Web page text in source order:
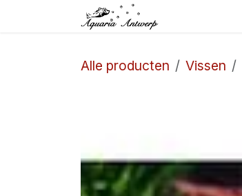
Overslaan naar inhoud
Alle producten Vissen